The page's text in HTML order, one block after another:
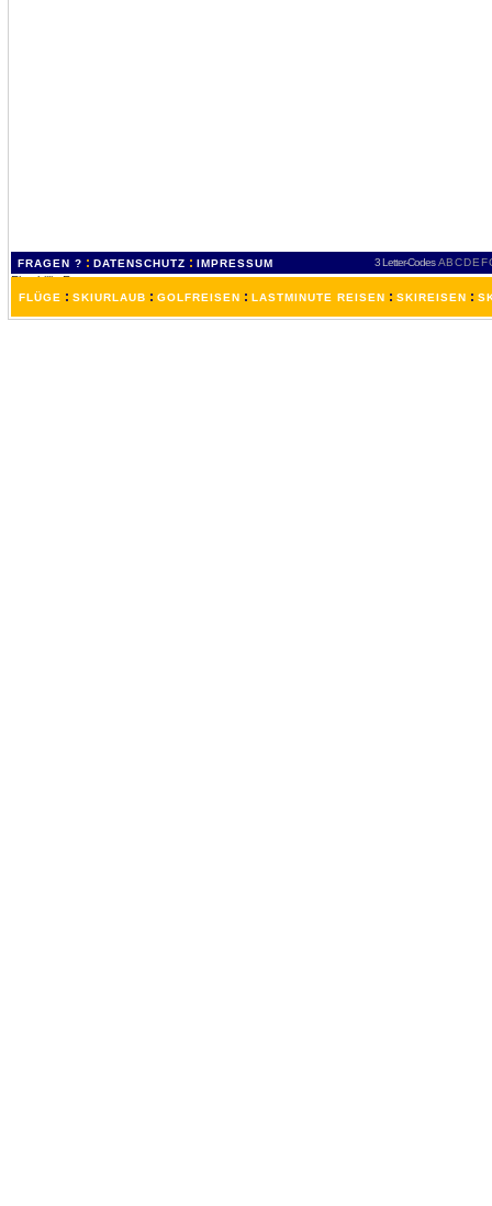
FRAGEN ? : DATENSCHUTZ : IMPRESSUM 3 Letter-Codes ABCDEF
FLÜGE : SKIURLAUB : GOLFREISEN : LASTMINUTE REISEN : SKIREISEN :